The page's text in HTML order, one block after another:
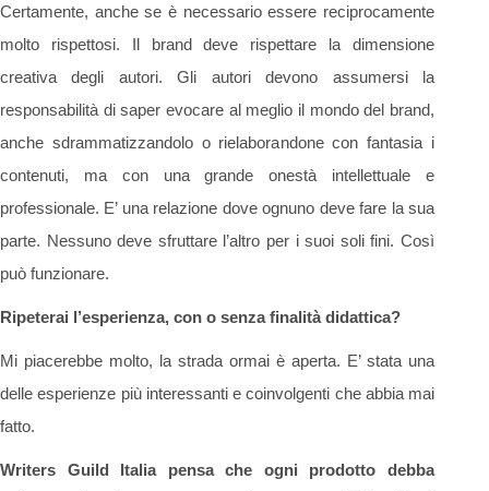
Certamente, anche se è necessario essere reciprocamente
molto rispettosi. Il brand deve rispettare la dimensione
creativa degli autori. Gli autori devono assumersi la
responsabilità di saper evocare al meglio il mondo del brand,
anche sdrammatizzandolo o rielaborandone con fantasia i
contenuti, ma con una grande onestà intellettuale e
professionale. E’ una relazione dove ognuno deve fare la sua
parte. Nessuno deve sfruttare l’altro per i suoi soli fini. Così
può funzionare.
Ripeterai l’esperienza, con o senza finalità didattica?
Mi piacerebbe molto, la strada ormai è aperta. E’ stata una
delle esperienze più interessanti e coinvolgenti che abbia mai
fatto.
Writers Guild Italia pensa che ogni prodotto debba